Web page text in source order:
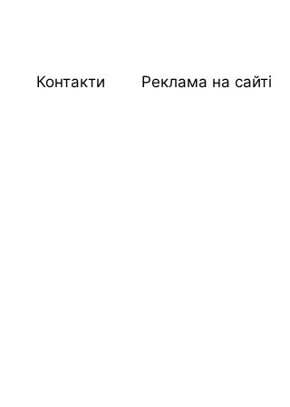
Контакти Реклама на сайті